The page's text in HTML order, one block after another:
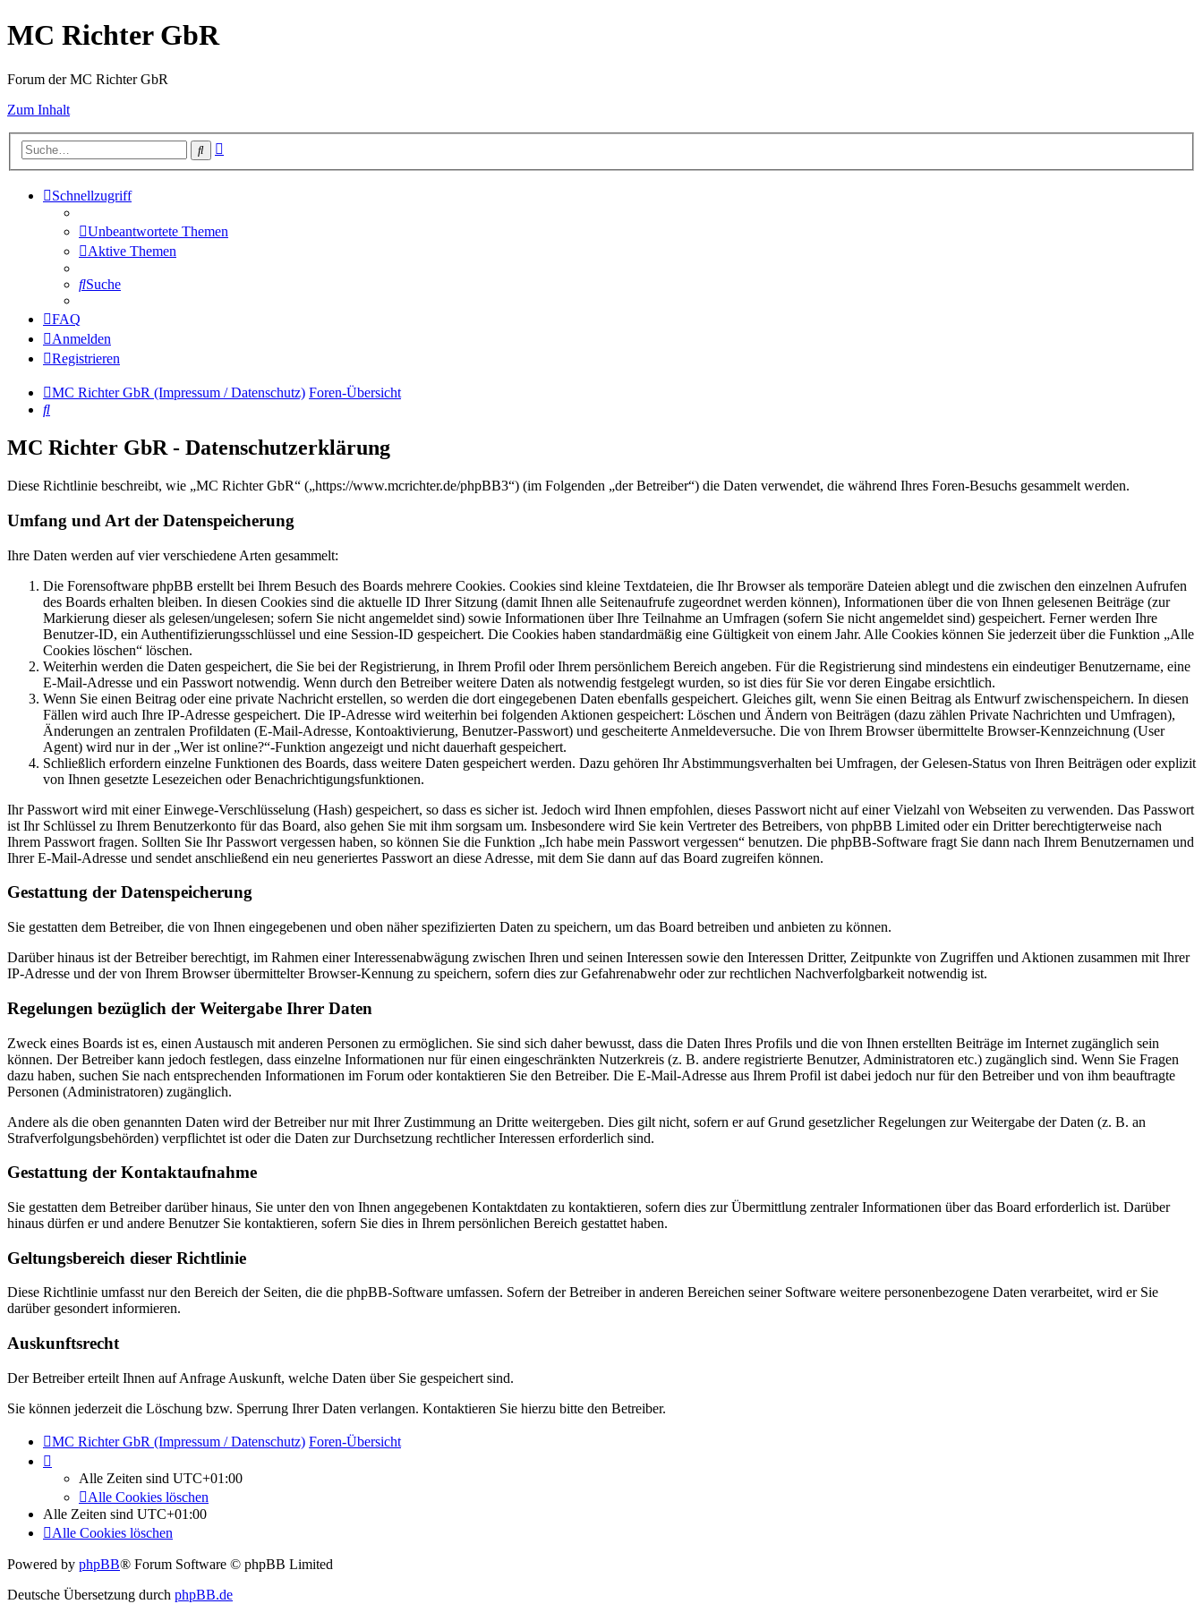
MC Richter GbR
Forum der MC Richter GbR
Zum Inhalt
Suche
Schnellzugriff
Unbeantwortete Themen
Aktive Themen
Suche
FAQ
Anmelden
Registrieren
MC Richter GbR (Impressum / Datenschutz) Foren-Übersicht
Suche
MC Richter GbR - Datenschutzerklärung
Diese Richtlinie beschreibt, wie „MC Richter GbR“ („https://www.mcrichter.de/phpBB3“) (im Folgenden „der Betreiber“) die Daten verwendet, die während Ihres Foren-Besuchs gesammelt werden.
Umfang und Art der Datenspeicherung
Ihre Daten werden auf vier verschiedene Arten gesammelt:
Die Forensoftware phpBB erstellt bei Ihrem Besuch des Boards mehrere Cookies. Cookies sind kleine Textdateien, die Ihr Browser als temporäre Dateien ablegt und die zwischen den einzelnen Aufrufen
des Boards erhalten bleiben. In diesen Cookies sind die aktuelle ID Ihrer Sitzung (damit Ihnen alle Seitenaufrufe zugeordnet werden können), Informationen über die von Ihnen gelesenen Beiträge (zur
Markierung dieser als gelesen/ungelesen; sofern Sie nicht angemeldet sind) sowie Informationen über Ihre Teilnahme an Umfragen (sofern Sie nicht angemeldet sind) gespeichert. Ferner werden Ihre
Benutzer-ID, ein Authentifizierungsschlüssel und eine Session-ID gespeichert. Die Cookies haben standardmäßig eine Gültigkeit von einem Jahr. Alle Cookies können Sie jederzeit über die Funktion „Alle
Cookies löschen“ löschen.
Weiterhin werden die Daten gespeichert, die Sie bei der Registrierung, in Ihrem Profil oder Ihrem persönlichem Bereich angeben. Für die Registrierung sind mindestens ein eindeutiger Benutzername, eine
E-Mail-Adresse und ein Passwort notwendig. Wenn durch den Betreiber weitere Daten als notwendig festgelegt wurden, so ist dies für Sie vor deren Eingabe ersichtlich.
Wenn Sie einen Beitrag oder eine private Nachricht erstellen, so werden die dort eingegebenen Daten ebenfalls gespeichert. Gleiches gilt, wenn Sie einen Beitrag als Entwurf zwischenspeichern. In diesen
Fällen wird auch Ihre IP-Adresse gespeichert. Die IP-Adresse wird weiterhin bei folgenden Aktionen gespeichert: Löschen und Ändern von Beiträgen (dazu zählen Private Nachrichten und Umfragen),
Änderungen an zentralen Profildaten (E-Mail-Adresse, Kontoaktivierung, Benutzer-Passwort) und gescheiterte Anmeldeversuche. Die von Ihrem Browser übermittelte Browser-Kennzeichnung (User
Agent) wird nur in der „Wer ist online?“-Funktion angezeigt und nicht dauerhaft gespeichert.
Schließlich erfordern einzelne Funktionen des Boards, dass weitere Daten gespeichert werden. Dazu gehören Ihr Abstimmungsverhalten bei Umfragen, der Gelesen-Status von Ihren Beiträgen oder explizit
von Ihnen gesetzte Lesezeichen oder Benachrichtigungsfunktionen.
Ihr Passwort wird mit einer Einwege-Verschlüsselung (Hash) gespeichert, so dass es sicher ist. Jedoch wird Ihnen empfohlen, dieses Passwort nicht auf einer Vielzahl von Webseiten zu verwenden. Das Passwort
ist Ihr Schlüssel zu Ihrem Benutzerkonto für das Board, also gehen Sie mit ihm sorgsam um. Insbesondere wird Sie kein Vertreter des Betreibers, von phpBB Limited oder ein Dritter berechtigterweise nach
Ihrem Passwort fragen. Sollten Sie Ihr Passwort vergessen haben, so können Sie die Funktion „Ich habe mein Passwort vergessen“ benutzen. Die phpBB-Software fragt Sie dann nach Ihrem Benutzernamen und
Ihrer E-Mail-Adresse und sendet anschließend ein neu generiertes Passwort an diese Adresse, mit dem Sie dann auf das Board zugreifen können.
Gestattung der Datenspeicherung
Sie gestatten dem Betreiber, die von Ihnen eingegebenen und oben näher spezifizierten Daten zu speichern, um das Board betreiben und anbieten zu können.
Darüber hinaus ist der Betreiber berechtigt, im Rahmen einer Interessenabwägung zwischen Ihren und seinen Interessen sowie den Interessen Dritter, Zeitpunkte von Zugriffen und Aktionen zusammen mit Ihrer
IP-Adresse und der von Ihrem Browser übermittelter Browser-Kennung zu speichern, sofern dies zur Gefahrenabwehr oder zur rechtlichen Nachverfolgbarkeit notwendig ist.
Regelungen bezüglich der Weitergabe Ihrer Daten
Zweck eines Boards ist es, einen Austausch mit anderen Personen zu ermöglichen. Sie sind sich daher bewusst, dass die Daten Ihres Profils und die von Ihnen erstellten Beiträge im Internet zugänglich sein
können. Der Betreiber kann jedoch festlegen, dass einzelne Informationen nur für einen eingeschränkten Nutzerkreis (z. B. andere registrierte Benutzer, Administratoren etc.) zugänglich sind. Wenn Sie Fragen
dazu haben, suchen Sie nach entsprechenden Informationen im Forum oder kontaktieren Sie den Betreiber. Die E-Mail-Adresse aus Ihrem Profil ist dabei jedoch nur für den Betreiber und von ihm beauftragte
Personen (Administratoren) zugänglich.
Andere als die oben genannten Daten wird der Betreiber nur mit Ihrer Zustimmung an Dritte weitergeben. Dies gilt nicht, sofern er auf Grund gesetzlicher Regelungen zur Weitergabe der Daten (z. B. an
Strafverfolgungsbehörden) verpflichtet ist oder die Daten zur Durchsetzung rechtlicher Interessen erforderlich sind.
Gestattung der Kontaktaufnahme
Sie gestatten dem Betreiber darüber hinaus, Sie unter den von Ihnen angegebenen Kontaktdaten zu kontaktieren, sofern dies zur Übermittlung zentraler Informationen über das Board erforderlich ist. Darüber
hinaus dürfen er und andere Benutzer Sie kontaktieren, sofern Sie dies in Ihrem persönlichen Bereich gestattet haben.
Geltungsbereich dieser Richtlinie
Diese Richtlinie umfasst nur den Bereich der Seiten, die die phpBB-Software umfassen. Sofern der Betreiber in anderen Bereichen seiner Software weitere personenbezogene Daten verarbeitet, wird er Sie
darüber gesondert informieren.
Auskunftsrecht
Der Betreiber erteilt Ihnen auf Anfrage Auskunft, welche Daten über Sie gespeichert sind.
Sie können jederzeit die Löschung bzw. Sperrung Ihrer Daten verlangen. Kontaktieren Sie hierzu bitte den Betreiber.
MC Richter GbR (Impressum / Datenschutz) Foren-Übersicht
Alle Zeiten sind UTC+01:00
Alle Cookies löschen
Alle Zeiten sind UTC+01:00
Alle Cookies löschen
Powered by phpBB® Forum Software © phpBB Limited
Deutsche Übersetzung durch phpBB.de